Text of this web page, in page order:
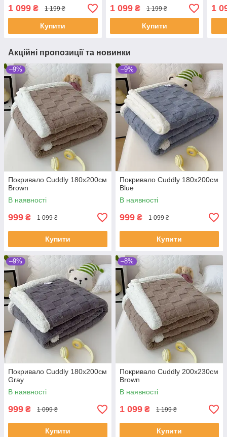
1 099 ₴ 1 199 ₴
Купити
1 099₴ 1 199 ₴
Купити
1
Акційні пропозиції та новинки
–9%
Покривало Cuddly 180х200см
Brown
В наявності
999 ₴ 1 099 ₴
Купити
–9%
Покривало Cuddly 180х200см
Blue
В наявності
999 ₴ 1 099 ₴
Купити
–9%
Покривало Cuddly 180х200см
Gray
В наявності
999 ₴ 1 099 ₴
Купити
–8%
Покривало Cuddly 200х230см
Brown
В наявності
1 099 ₴ 1 199 ₴
Купити